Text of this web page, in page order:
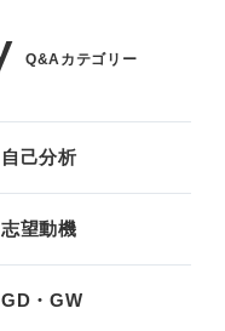
Q&Aカテゴリー
自己分析
志望動機
GD・GW